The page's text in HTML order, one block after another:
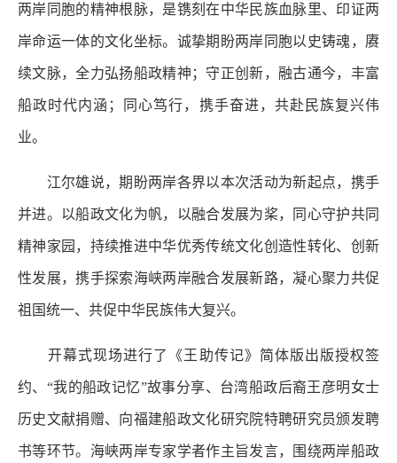
两岸同胞的精神根脉，是镌刻在中华民族血脉里、印证两
岸命运一体的文化坐标。诚挚期盼两岸同胞以史铸魂，赓
续文脉，全力弘扬船政精神；守正创新，融古通今，丰富
船政时代内涵；同心笃行，携手奋进，共赴民族复兴伟
业。
江尔雄说，期盼两岸各界以本次活动为新起点，携手
并进。以船政文化为帆，以融合发展为桨，同心守护共同
精神家园，持续推进中华优秀传统文化创造性转化、创新
性发展，携手探索海峡两岸融合发展新路，凝心聚力共促
祖国统一、共促中华民族伟大复兴。
开幕式现场进行了《王助传记》简体版出版授权签
约、“我的船政记忆”故事分享、台湾船政后裔王彦明女士
历史文献捐赠、向福建船政文化研究院特聘研究员颁发聘
书等环节。海峡两岸专家学者作主旨发言，围绕两岸船政